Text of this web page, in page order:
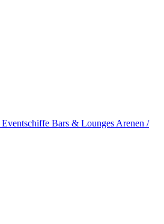
Eventschiffe Bars & Lounges Arenen /